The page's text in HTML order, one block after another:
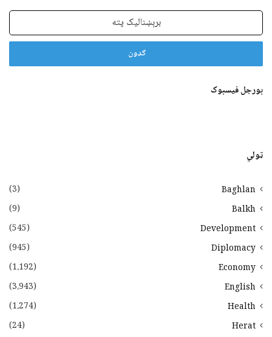
برېښنالیک
بورجل فیسبوک
ټولي
Baghlan
(3)
Balkh
(9)
Development
(545)
Diplomacy
(945)
Economy
(1،192)
English
(3،943)
Health
(1،274)
Herat
(24)